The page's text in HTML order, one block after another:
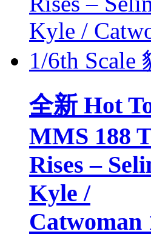
全新 Hot
MMS 188
Rises –
Kyle /
Catwoman